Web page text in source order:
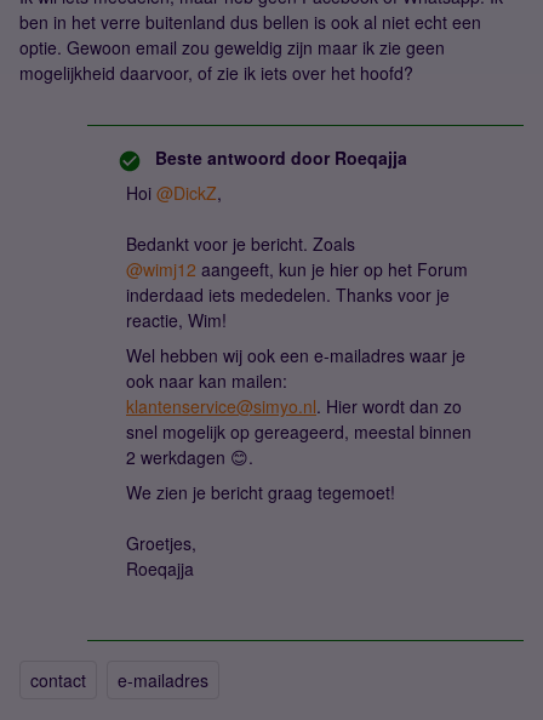
ben in het verre buitenland dus bellen is ook al niet echt een
optie. Gewoon email zou geweldig zijn maar ik zie geen
mogelijkheid daarvoor, of zie ik iets over het hoofd?
Beste antwoord door Roeqajja
Hoi @DickZ,
Bedankt voor je bericht. Zoals
@wimj12 aangeeft, kun je hier op het Forum
inderdaad iets mededelen. Thanks voor je
reactie, Wim!
Wel hebben wij ook een e-mailadres waar je
ook naar kan mailen:
klantenservice@simyo.nl. Hier wordt dan zo
snel mogelijk op gereageerd, meestal binnen
2 werkdagen 😊.
We zien je bericht graag tegemoet!
Groetjes,
Roeqajja
contact e-mailadres